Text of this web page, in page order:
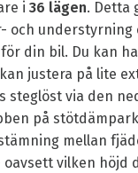
i 36 lägen. Detta
och
din bil. Du kan
justera på lite
steglöst via den
på
mellan
vilken höjd